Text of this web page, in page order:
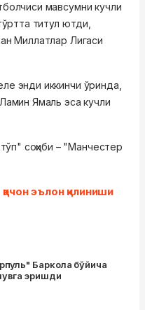
мавсумни кучли
титул ютди,
Миллатлар Лигаси
энди иккинчи ўринда,
Ямаль эса кучли
соҳиби – "Манчестер
эълон қилиниши
Баркола бўйича
эришди